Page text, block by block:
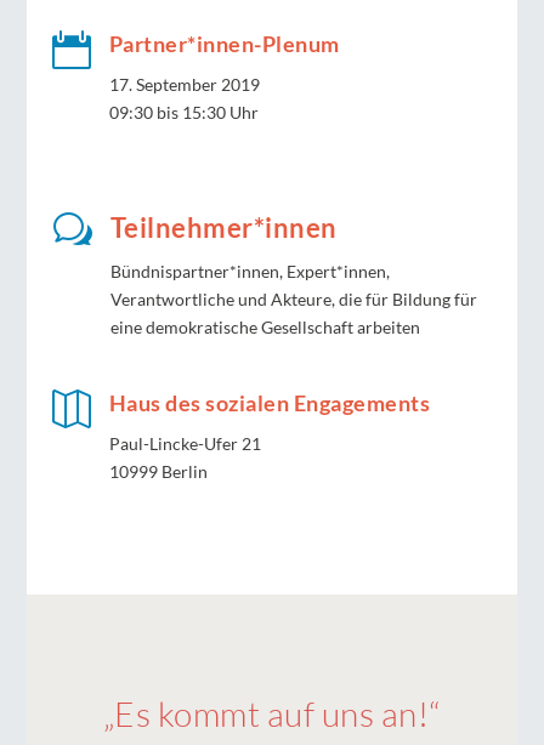
 Partner*innen-Plenum
17. September 2019
09:30 bis 15:30 Uhr
w Teilnehmer*innen
Bündnispartner*innen, Expert*innen,
Verantwortliche und Akteure, die für Bildung für
eine demokratische Gesellschaft arbeiten
 Haus des sozialen Engagements
Paul-Lincke-Ufer 21
10999 Berlin
„Es kommt auf uns an!“